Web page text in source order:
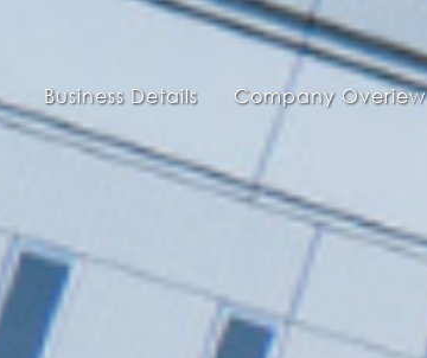
Business Details Company Overiew